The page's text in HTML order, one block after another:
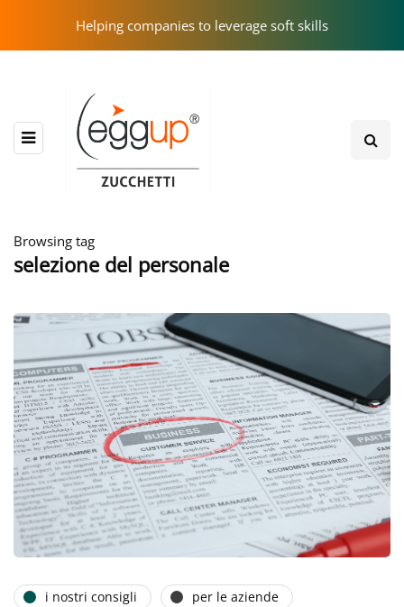
Helping companies to leverage soft skills
Browsing tag
selezione del personale
i nostri consigli per le aziende